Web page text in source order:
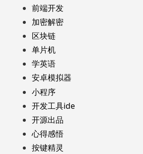
前端开发
加密解密
区块链
单片机
学英语
安卓模拟器
小程序
开发工具ide
开源出品
心得感悟
按键精灵